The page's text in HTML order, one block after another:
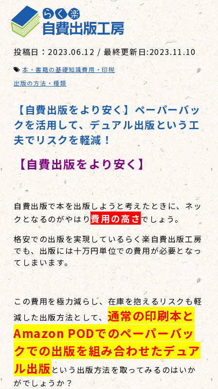
投稿日：2023.06.12 / 最終更新日:2023.11.10
本・書籍の基礎知識費用・印税
出版の方法・種類
【自費出版をより安く】ペーパーバッ
クを活用して、デュアル出版という工
夫でリスクを軽減！
【自費出版をより安く】
自費出版で本を出版しようと考えたときに、ネッ
クとなるのがやはり費用の高さでしょう。
格安での出版を実現しているらく楽自費出版工房
でも、出版には十万円単位での費用が必要となっ
てしまいます。
この費用を極力減らし、在庫を抱えるリスクも軽
減した出版方法として、 通常の印刷本と
Amazon PODでのペーパーバッ
クでの出版を組み合わせたデュア
ル出版 という出版方法を取ってみるのはいか
がでしょうか？